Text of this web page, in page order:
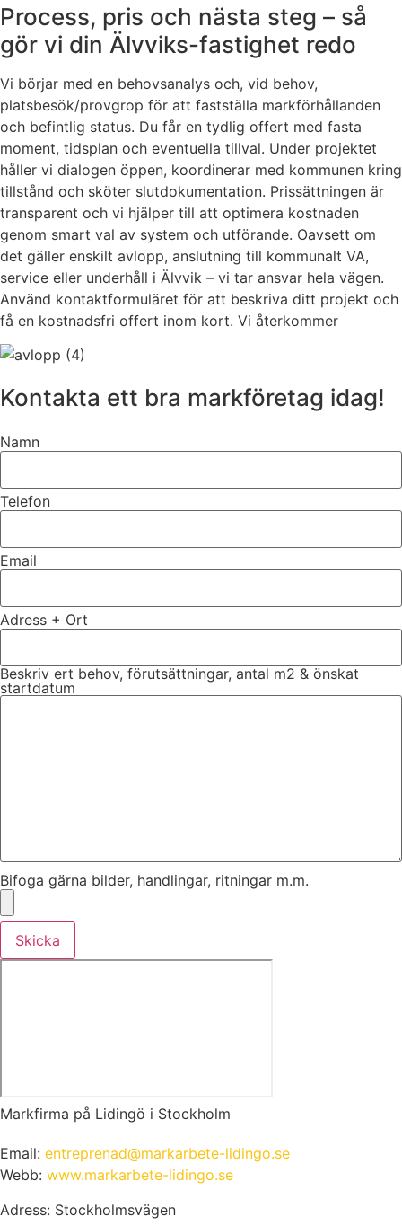
Process, pris och nästa steg – så
gör vi din Älvviks-fastighet redo
Vi börjar med en behovsanalys och, vid behov,
platsbesök/provgrop för att fastställa markförhållanden
och befintlig status. Du får en tydlig offert med fasta
moment, tidsplan och eventuella tillval. Under projektet
håller vi dialogen öppen, koordinerar med kommunen kring
tillstånd och sköter slutdokumentation. Prissättningen är
transparent och vi hjälper till att optimera kostnaden
genom smart val av system och utförande. Oavsett om
det gäller enskilt avlopp, anslutning till kommunalt VA,
service eller underhåll i Älvvik – vi tar ansvar hela vägen.
Använd kontaktformuläret för att beskriva ditt projekt och
få en kostnadsfri offert inom kort. Vi återkommer
Kontakta ett bra markföretag idag!
Namn
Telefon
Email
Adress + Ort
Beskriv ert behov, förutsättningar, antal m2 & önskat
startdatum
Bifoga gärna bilder, handlingar, ritningar m.m.
Skicka
Markfirma på Lidingö i Stockholm
Email: entreprenad@markarbete-lidingo.se
Webb: www.markarbete-lidingo.se
Adress: Stockholmsvägen